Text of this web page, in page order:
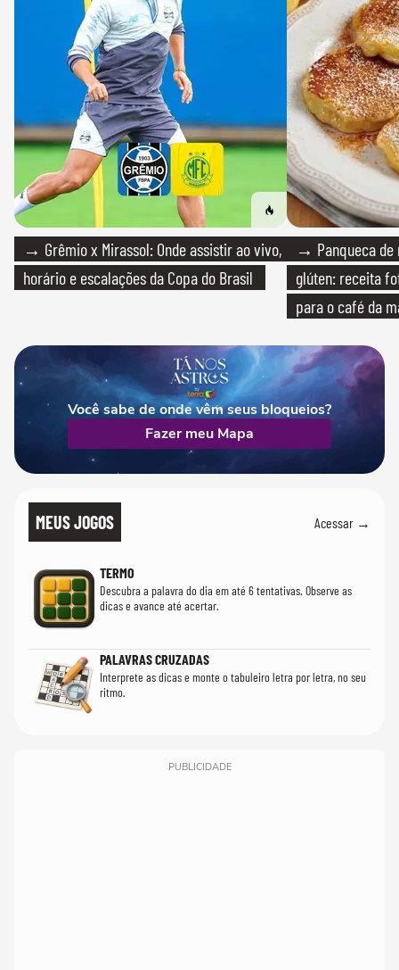
→ Grêmio x Mirassol: Onde assistir ao vivo,
horário e escalações da Copa do Brasil
→ Panqueca de
glúten: receita
para o café da
Você sabe de onde vêm seus bloqueios?
Fazer meu Mapa
MEUS JOGOS Acessar →
TERMO
Descubra a palavra do dia em até 6 tentativas. Observe as
dicas e avance até acertar.
PALAVRAS CRUZADAS
Interprete as dicas e monte o tabuleiro letra por letra, no seu
ritmo.
PUBLICIDADE